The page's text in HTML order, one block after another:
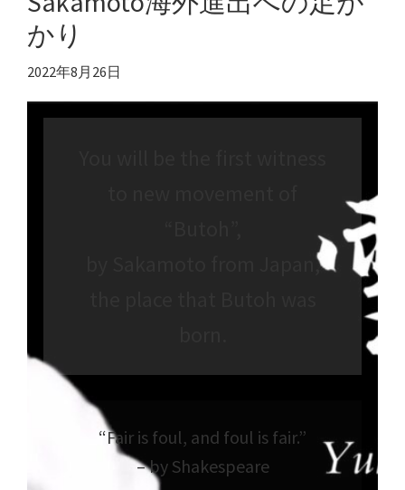
かり
2022年8月26日
by Sakamoto from Japan,
“Fair is foul, and foul is fair.”
– by Shakespeare